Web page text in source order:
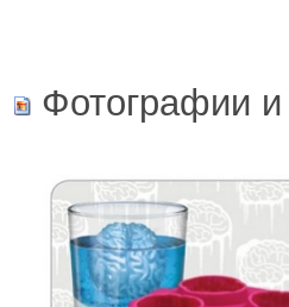
Фотографии и